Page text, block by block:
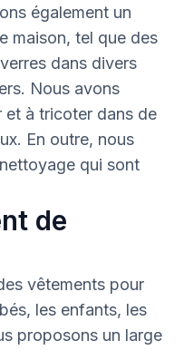
également un
maison, tel que des
dans divers
Nous avons
et à tricoter dans de
En outre, nous
qui sont
de
vêtements pour
les enfants, les
proposons un large